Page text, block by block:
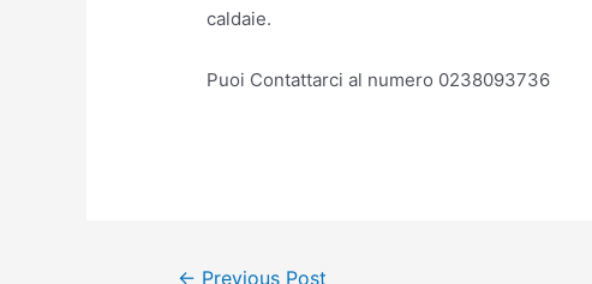
caldaie.
Puoi Contattarci al numero 0238093736
Post← Previous Post